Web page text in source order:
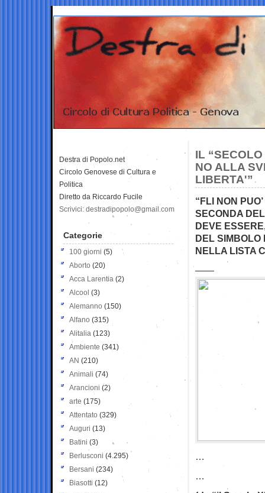
IL
NO ALLA
LIBERTA'”
“FLI NON
SECONDA
DEVE
DEL SIMBOLO
NELLA LISTA
——
…
…
Destra di Popolo.net
Circolo Genovese di Cultura e
Politica
Diretto da Riccardo Fucile
Scrivici: destradipopolo@gmail.com
Categorie
100 giorni (5)
Aborto (20)
Acca Larentia (2)
Alcool (3)
Alemanno (150)
Alfano (315)
Alitalia (123)
Ambiente (341)
AN (210)
Animali (74)
Arancioni (2)
arte (175)
Attentato (329)
Auguri (13)
Batini (3)
Berlusconi (4.295)
Bersani (234)
Biasotti (12)